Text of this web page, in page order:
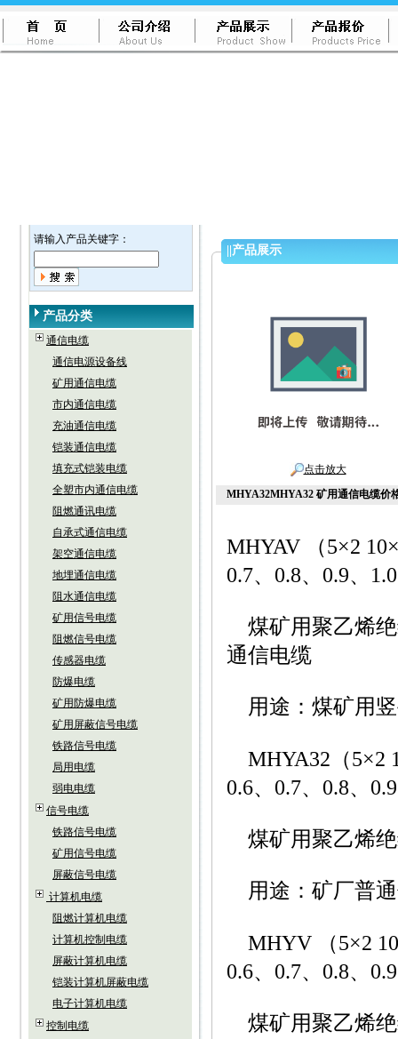
请输入产品关键字：
产品分类
通信电缆
通信电源设备线
矿用通信电缆
市内通信电缆
充油通信电缆
铠装通信电缆
填充式铠装电缆
全塑市内通信电缆
阻燃通讯电缆
自承式通信电缆
架空通信电缆
地埋通信电缆
阻水通信电缆
矿用信号电缆
阻燃信号电缆
传感器电缆
防爆电缆
矿用防爆电缆
矿用屏蔽信号电缆
铁路信号电缆
局用电缆
弱电电缆
信号电缆
铁路信号电缆
矿用信号电缆
屏蔽信号电缆
计算机电缆
阻燃计算机电缆
计算机控制电缆
屏蔽计算机电缆
铠装计算机屏蔽电缆
电子计算机电缆
控制电缆
产品展示
点击放大
MHYA32MHYA32 矿用通信电缆价
MHYAV （5×2
0.7、0.8、0.9、
煤矿用聚乙烯绝
通信电缆
用途：煤矿用
MHYA32（5×2
0.6、0.7、0.8、
煤矿用聚乙烯
用途：矿厂普
MHYV （5×2
0.6、0.7、0.8、
煤矿用聚乙烯绝